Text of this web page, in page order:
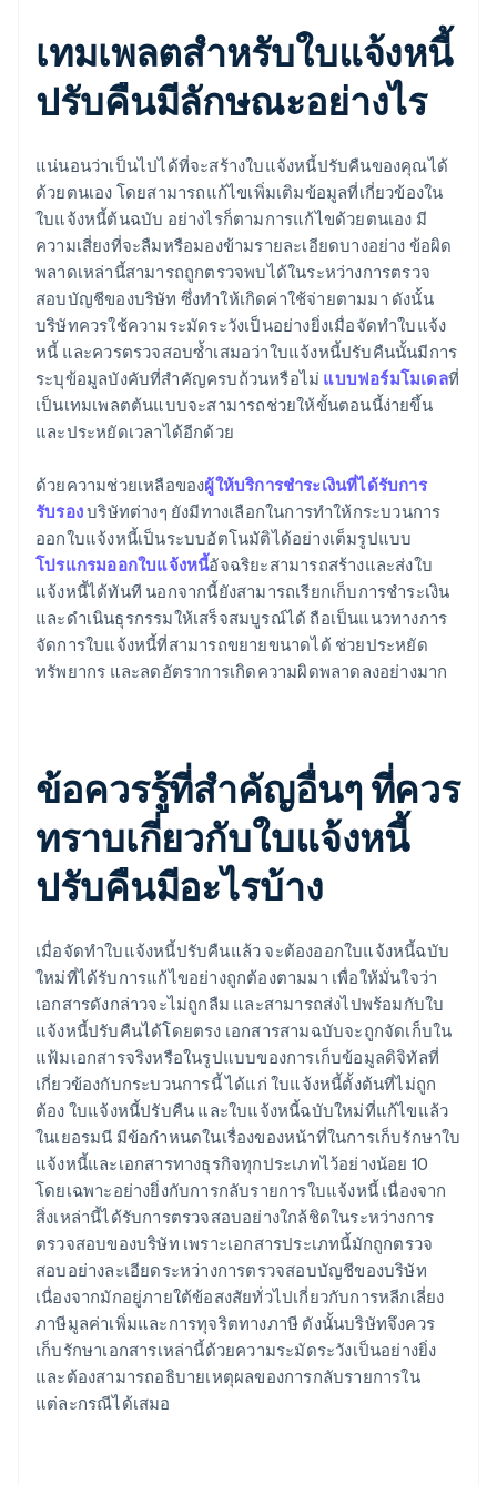
เทมเพลตสำหรับใบแจ้งหนี้
ปรับคืนมีลักษณะอย่างไร
แน่นอนว่าเป็นไปได้ที่จะสร้างใบแจ้งหนี้ปรับคืนของคุณได้
ด้วยตนเอง โดยสามารถแก้ไขเพิ่มเติมข้อมูลที่เกี่ยวข้องใน
ใบแจ้งหนี้ต้นฉบับ อย่างไรก็ตามการแก้ไขด้วยตนเอง มี
ความเสี่ยงที่จะลืมหรือมองข้ามรายละเอียดบางอย่าง ข้อผิด
พลาดเหล่านี้สามารถถูกตรวจพบได้ในระหว่างการตรวจ
สอบบัญชีของบริษัท ซึ่งทำให้เกิดค่าใช้จ่ายตามมา ดังนั้น
บริษัทควรใช้ความระมัดระวังเป็นอย่างยิ่งเมื่อจัดทำใบแจ้ง
หนี้ และควรตรวจสอบซ้ำเสมอว่าใบแจ้งหนี้ปรับคืนนั้นมีการ
ระบุข้อมูลบังคับที่สำคัญครบถ้วนหรือไม่ แบบฟอร์มโมเดลที่
เป็นเทมเพลตต้นแบบจะสามารถช่วยให้ขั้นตอนนี้ง่ายขึ้น
และประหยัดเวลาได้อีกด้วย
ด้วยความช่วยเหลือของผู้ให้บริการชำระเงินที่ได้รับการ
รับรองบริษัทต่างๆ ยังมีทางเลือกในการทำให้กระบวนการ
ออกใบแจ้งหนี้เป็นระบบอัตโนมัติได้อย่างเต็มรูปแบบ
โปรแกรมออกใบแจ้งหนี้อัจฉริยะสามารถสร้างและส่งใบ
แจ้งหนี้ได้ทันที นอกจากนี้ยังสามารถเรียกเก็บการชำระเงิน
และดำเนินธุรกรรมให้เสร็จสมบูรณ์ได้ ถือเป็นแนวทางการ
จัดการใบแจ้งหนี้ที่สามารถขยายขนาดได้ ช่วยประหยัด
ทรัพยากร และลดอัตราการเกิดความผิดพลาดลงอย่างมาก
ข้อควรรู้ที่สำคัญอื่นๆ ที่ควร
ทราบเกี่ยวกับใบแจ้งหนี้
ปรับคืนมีอะไรบ้าง
เมื่อจัดทำใบแจ้งหนี้ปรับคืนแล้ว จะต้องออกใบแจ้งหนี้ฉบับ
ใหม่ที่ได้รับการแก้ไขอย่างถูกต้องตามมา เพื่อให้มั่นใจว่า
เอกสารดังกล่าวจะไม่ถูกลืม และสามารถส่งไปพร้อมกับใบ
แจ้งหนี้ปรับคืนได้โดยตรง เอกสารสามฉบับจะถูกจัดเก็บใน
แฟ้มเอกสารจริงหรือในรูปแบบของการเก็บข้อมูลดิจิทัลที่
เกี่ยวข้องกับกระบวนการนี้ ได้แก่ ใบแจ้งหนี้ตั้งต้นที่ไม่ถูก
ต้อง ใบแจ้งหนี้ปรับคืน และใบแจ้งหนี้ฉบับใหม่ที่แก้ไขแล้ว
ในเยอรมนี มีข้อกำหนดในเรื่องของหน้าที่ในการเก็บรักษาใบ
แจ้งหนี้และเอกสารทางธุรกิจทุกประเภทไว้อย่างน้อย 10
โดยเฉพาะอย่างยิ่งกับการกลับรายการใบแจ้งหนี้ เนื่องจาก
สิ่งเหล่านี้ได้รับการตรวจสอบอย่างใกล้ชิดในระหว่างการ
ตรวจสอบของบริษัท เพราะเอกสารประเภทนี้มักถูกตรวจ
สอบอย่างละเอียดระหว่างการตรวจสอบบัญชีของบริษัท
เนื่องจากมักอยู่ภายใต้ข้อสงสัยทั่วไปเกี่ยวกับการหลีกเลี่ยง
ภาษีมูลค่าเพิ่มและการทุจริตทางภาษี ดังนั้นบริษัทจึงควร
เก็บรักษาเอกสารเหล่านี้ด้วยความระมัดระวังเป็นอย่างยิ่ง
และต้องสามารถอธิบายเหตุผลของการกลับรายการใน
แต่ละกรณีได้เสมอ
กรีซ
English
เขตบริหารพิเศษฮ่องกง ประเทศจีน
English
แคนาดา
English Français
โครเอเชีย